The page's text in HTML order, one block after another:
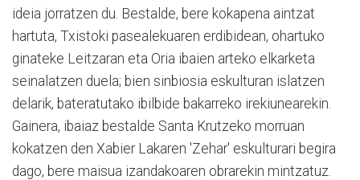
ideia jorratzen du. Bestalde, bere kokapena aintzat
hartuta, Txistoki pasealekuaren erdibidean, ohartuko
ginateke Leitzaran eta Oria ibaien arteko elkarketa
seinalatzen duela; bien sinbiosia eskulturan islatzen
delarik, bateratutako ibilbide bakarreko irekiunearekin.
Gainera, ibaiaz bestalde Santa Krutzeko morruan
kokatzen den Xabier Lakaren 'Zehar' eskulturari begira
dago, bere maisua izandakoaren obrarekin mintzatuz.